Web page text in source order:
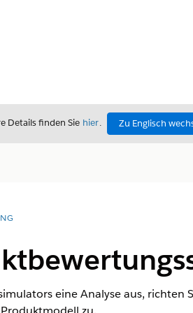
Details finden Sie hier. Zu Englisch
eine Analyse aus, richten